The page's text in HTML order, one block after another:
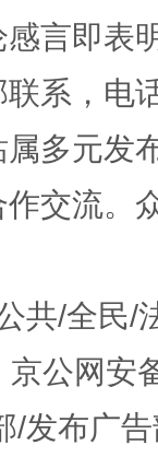
一纸欠
言即表
系，电
多元发
交流。
共/全民/
公网安
/发布广